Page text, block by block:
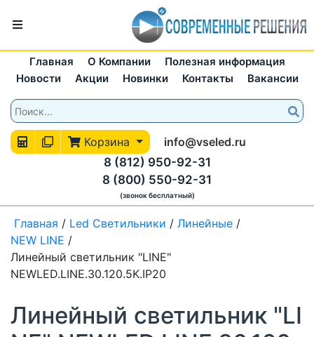
Главная О Компании
Полезная информация
Новости
Акции Новинки Контакты Вакансии
Корзина
info@vseled.ru
8 (812) 950-92-31
8 (800) 550-92-31
(звонок бесплатный)
Главная / Led Светильники / Линейные /
NEW LINE /
Линейный светильник "LINE"
NEWLED.LINE.30.120.5K.IP20
Линейный светильник "LI